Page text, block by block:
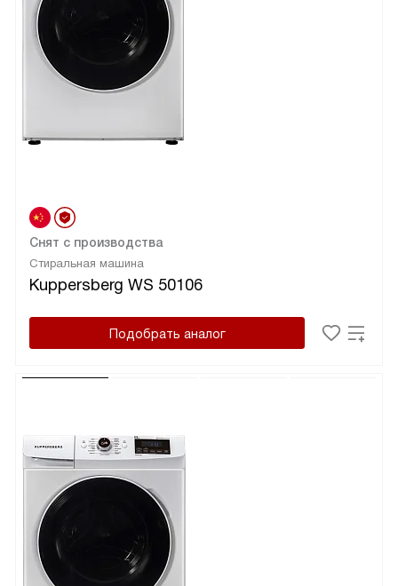
Стиральная машина
Kuppersberg WS 50106
Снят с производства
Подобрать аналог